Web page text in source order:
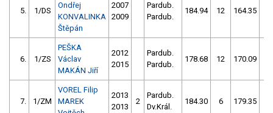
5. 1/DS
Ondřej
KONVALINKA
Štěpán
2007
2009
Pardub.
Pardub.
184.94 12 164.35
6. 1/ZS
PEŠKA
Václav
MAKÁN Jiří
2012
2015
Pardub.
Pardub.
178.68 12 170.09
7. 1/ZM
VOREL Filip
MAREK
2013
2013
2
Pardub.
Dv.Král.
184.30 6 179.35